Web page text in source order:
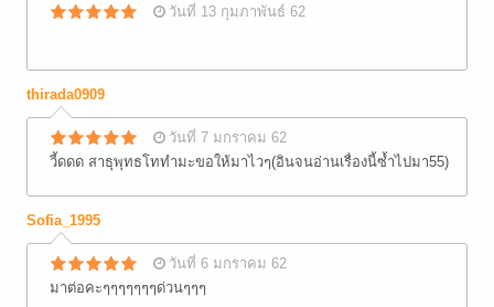
วันที่ 13 กุมภาพันธ์ 62
thirada0909
วันที่ 7 มกราคม 62
วี้ดดด สาธุพุทธโททำมะขอให้มาไวๆ(อินจนอ่านเรื่องนี้ซ้ำไปมา55)
Sofia_1995
วันที่ 6 มกราคม 62
มาต่อคะๆๆๆๆๆๆๆด่วนๆๆๆ